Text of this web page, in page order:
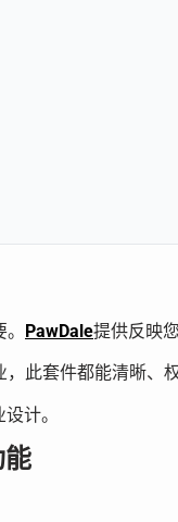
PawDale提供反映
此套件都能清晰、
计。
能